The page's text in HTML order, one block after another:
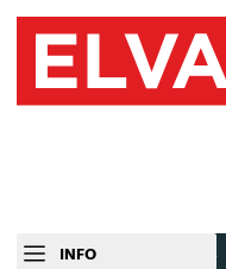
INFO CZ